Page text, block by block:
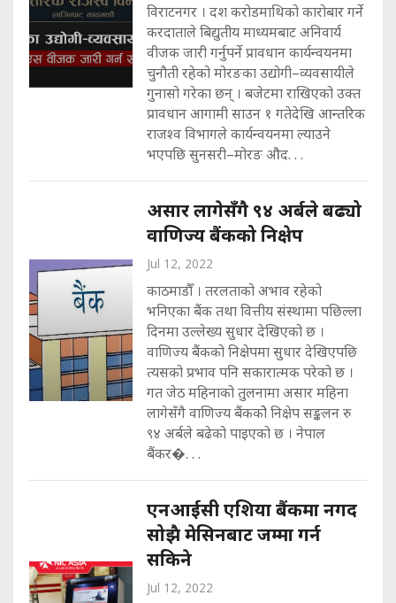
विराटनगर । दश करोडमाथिको कारोबार गर्ने
करदाताले बिद्युतीय माध्यमबाट अनिवार्य
वीजक जारी गर्नुपर्ने प्रावधान कार्यन्वयनमा
चुनौती रहेको मोरङका उद्योगी–व्यवसायीले
गुनासो गरेका छन् । बजेटमा राखिएको उक्त
प्रावधान आगामी साउन १ गतेदेखि आन्तरिक
राजश्व विभागले कार्यन्वयनमा ल्याउने
भएपछि सुनसरी–मोरङ औद. . .
असार लागेसँगै ९४ अर्बले बढ्यो
वाणिज्य बैंकको निक्षेप
Jul 12, 2022
काठमाडौँ । तरलताको अभाव रहेको
भनिएका बैंक तथा वित्तीय संस्थामा पछिल्ला
दिनमा उल्लेख्य सुधार देखिएको छ ।
वाणिज्य बैंकको निक्षेपमा सुधार देखिएपछि
त्यसको प्रभाव पनि सकारात्मक परेको छ ।
गत जेठ महिनाको तुलनामा असार महिना
लागेसँगै वाणिज्य बैंककोे निक्षेप सङ्कलन रु
९४ अर्बले बढेको पाइएको छ । नेपाल
बैंकर�. . .
एनआईसी एशिया बैंकमा नगद
सोझै मेसिनबाट जम्मा गर्न
सकिने
Jul 12, 2022